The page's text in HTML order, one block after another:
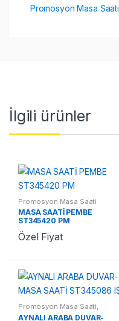
Promosyon Masa Saati
İlgili ürünler
Promosyon Masa Saati
MASA SAATİ PEMBE
ST345420 PM
Özel Fiyat
Promosyon Masa Saati,
Promosyon Saatler
AYNALI ARABA DUVAR-